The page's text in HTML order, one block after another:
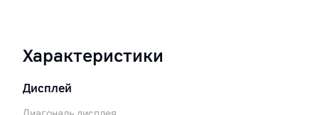
Характеристики
Дисплей